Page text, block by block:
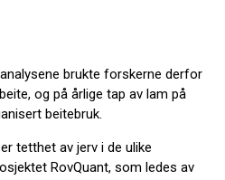
brukte forskerne derfor
og på årlige tap av lam på
beitebruk.
tetthet av jerv i de ulike
RovQuant, som ledes av